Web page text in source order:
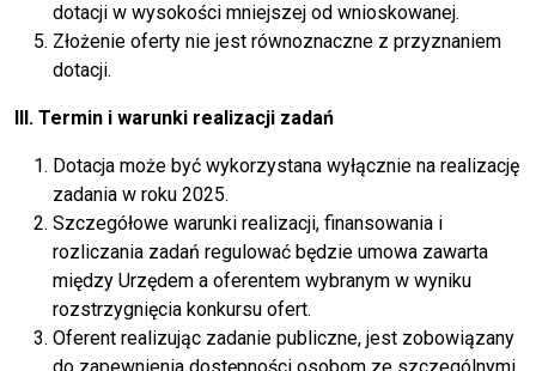
dotacji w wysokości mniejszej od wnioskowanej.
Złożenie oferty nie jest równoznaczne z przyznaniem
dotacji.
III. Termin i warunki realizacji zadań
Dotacja może być wykorzystana wyłącznie na realizację
zadania w roku 2025.
Szczegółowe warunki realizacji, finansowania i
rozliczania zadań regulować będzie umowa zawarta
między Urzędem a oferentem wybranym w wyniku
rozstrzygnięcia konkursu ofert.
Oferent realizując zadanie publiczne, jest zobowiązany